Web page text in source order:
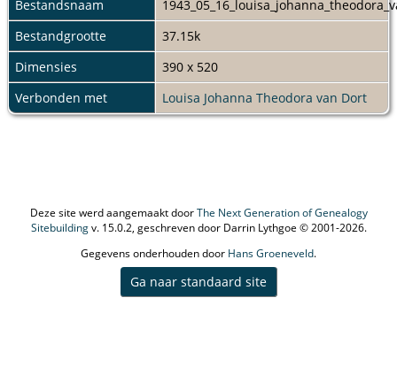
Bestandsnaam
Bestandgrootte
37.15k
Dimensies
390 x 520
Verbonden met
Louisa Johanna Theodora van Dort
Deze site werd aangemaakt doorThe Next Generation of Genealogy
Sitebuildingv. 15.0.2, geschreven door Darrin Lythgoe © 2001-2026.
Gegevens onderhouden door Hans Groeneveld.
Ga naar standaard site